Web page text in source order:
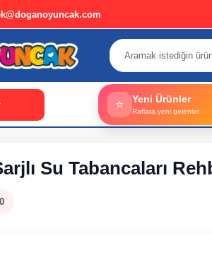
⭐ Yeni Ürünler
Raflara yeni gelenler
Su Tabancaları